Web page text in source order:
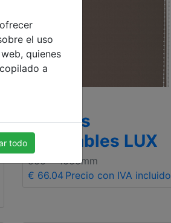
el uso
quienes
a
todo
Estores
enrollables LUX
500 x 1000mm
€ 66.04 Precio con IVA incluido